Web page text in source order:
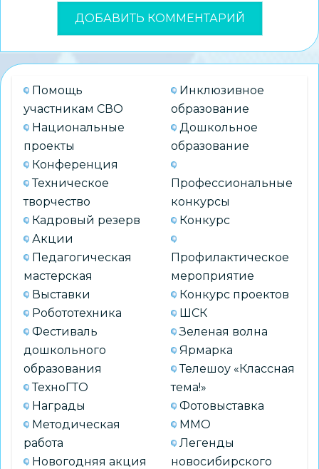
Помощь
участникам СВО
Национальные
проекты
Конференция
Техническое
творчество
Кадровый резерв
Акции
Педагогическая
мастерская
Выставки
Робототехника
Фестиваль
дошкольного
образования
ТехноГТО
Награды
Методическая
работа
Новогодняя акция
Инклюзивное
образование
Дошкольное
образование
Профессиональные
конкурсы
Конкурс
Профилактическое
мероприятие
Конкурс проектов
ШСК
Зеленая волна
Ярмарка
Телешоу «Классная
тема!»
Фотовыставка
ММО
Легенды
новосибирского